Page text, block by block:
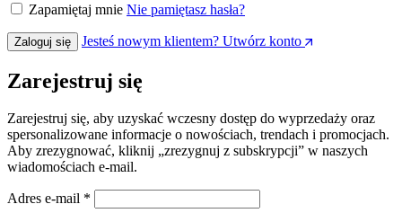
Zapamiętaj mnie Nie pamiętasz hasła?
Zaloguj się Jesteś nowym klientem? Utwórz konto
Zarejestruj się
Zarejestruj się, aby uzyskać wczesny dostęp do wyprzedaży oraz
spersonalizowane informacje o nowościach, trendach i promocjach.
Aby zrezygnować, kliknij „zrezygnuj z subskrypcji” w naszych
wiadomościach e-mail.
Adres e-mail *